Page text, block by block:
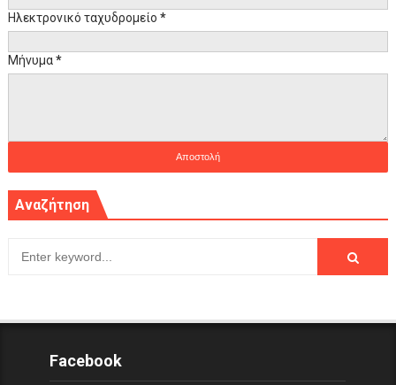
Ηλεκτρονικό ταχυδρομείο *
Μήνυμα*
Αναζήτηση
Facebook